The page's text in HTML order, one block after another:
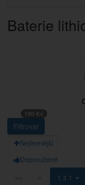
Baterie
100 Kč
Nejlevnější
Doporučené
««
« 1 z 1